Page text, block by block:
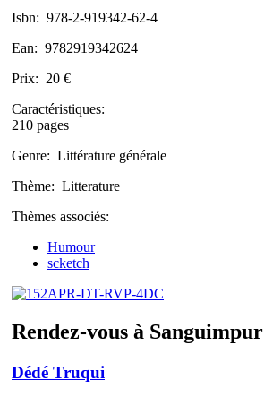
Isbn: 978-2-919342-62-4
Ean: 9782919342624
Prix: 20 €
Caractéristiques:
210 pages
Genre: Littérature générale
Thème: Litterature
Thèmes associés:
Humour
scketch
Rendez-vous à Sanguimpur
Dédé Truqui